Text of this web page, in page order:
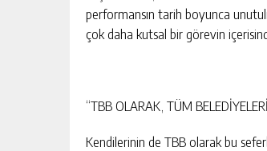
performansın tarih boyunca
çok daha kutsal bir görevin
“TBB OLARAK, TÜM
Kendilerinin de TBB olarak bu